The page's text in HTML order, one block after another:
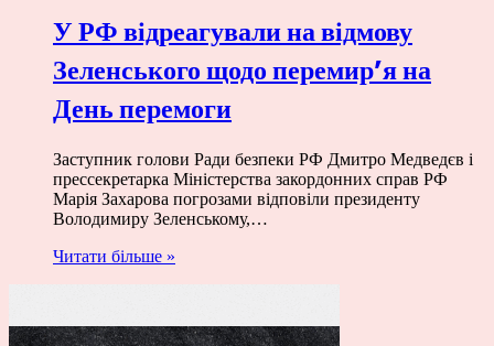
У РФ відреагували на відмову
Зеленського щодо перемир’я на
День перемоги
Заступник голови Ради безпеки РФ Дмитро Медведєв і
прессекретарка Міністерства закордонних справ РФ
Марія Захарова погрозами відповіли президенту
Володимиру Зеленському,…
Читати більше »